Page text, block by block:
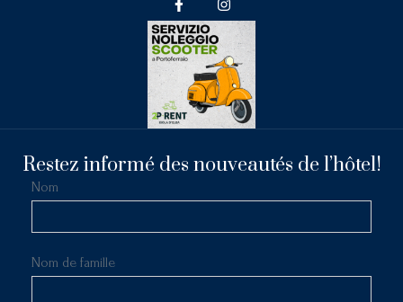
Restez informé des nouveautés de l’hôtel!
Nom
Nom de famille